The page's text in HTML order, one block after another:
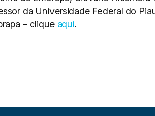
da Universidade Federal do
– clique aqui.